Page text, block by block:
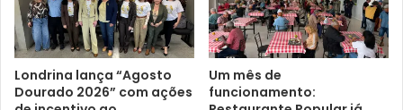
Foto: Divulgação
Atleta mais nova da delegação brasileira, Julia Ribeiro
(Rimar), debutou em una competição adulta com a seleção
brasileira aos 18 anos. E mostrou, mais uma vez, que tem
Londrina lança “Agosto
Dourado 2026” com ações
Um mês de
funcionamento: